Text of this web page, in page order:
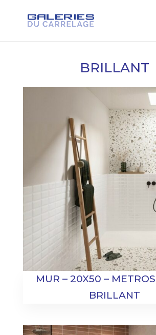
BRILLANT
MUR – 20X50 –
BRILLANT